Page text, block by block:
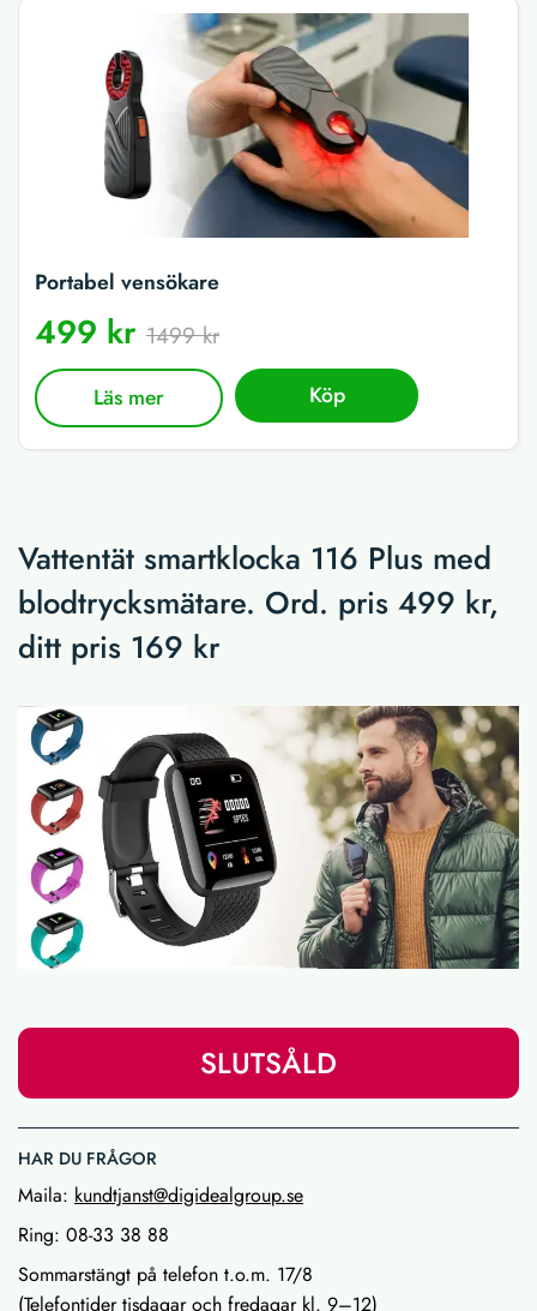
Portabel vensökare
499 kr 1499 kr
Läs mer Köp
Vattentät smartklocka 116 Plus med
blodtrycksmätare. Ord. pris 499 kr,
ditt pris 169 kr
SLUTSÅLD
HAR DU FRÅGOR
Maila: kundtjanst@digidealgroup.se
Ring: 08-33 38 88
Sommarstängt på telefon t.o.m. 17/8
(Telefontider tisdagar och fredagar kl. 9–12)